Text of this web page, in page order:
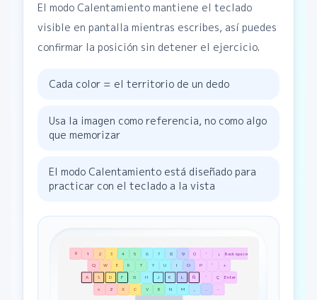
El modo Calentamiento mantiene el teclado
visible en pantalla mientras escribes, así puedes
confirmar la posición sin detener el ejercicio.
Cada color = el territorio de un dedo
Usa la imagen como referencia, no como algo
que memorizar
El modo Calentamiento está diseñado para
practicar con el teclado a la vista
º 1 2 3 4 5 6 7 8 9 0 ' ¡
Backspace
Q
W E R T Y U I O P `
+
A
S D F G H J K L Ñ ´ Ç
Enter
<
Z X C V B N M , . -